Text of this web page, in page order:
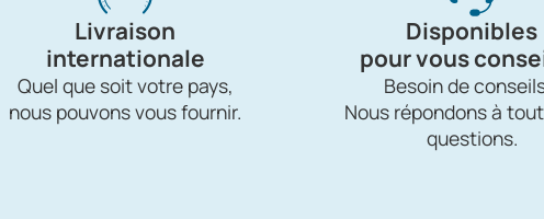
Livraison
internationale
Quel que soit votre pays,
nous pouvons vous fournir.
Disponibles
pour vous
Besoin de
Nous répondons à
questions.